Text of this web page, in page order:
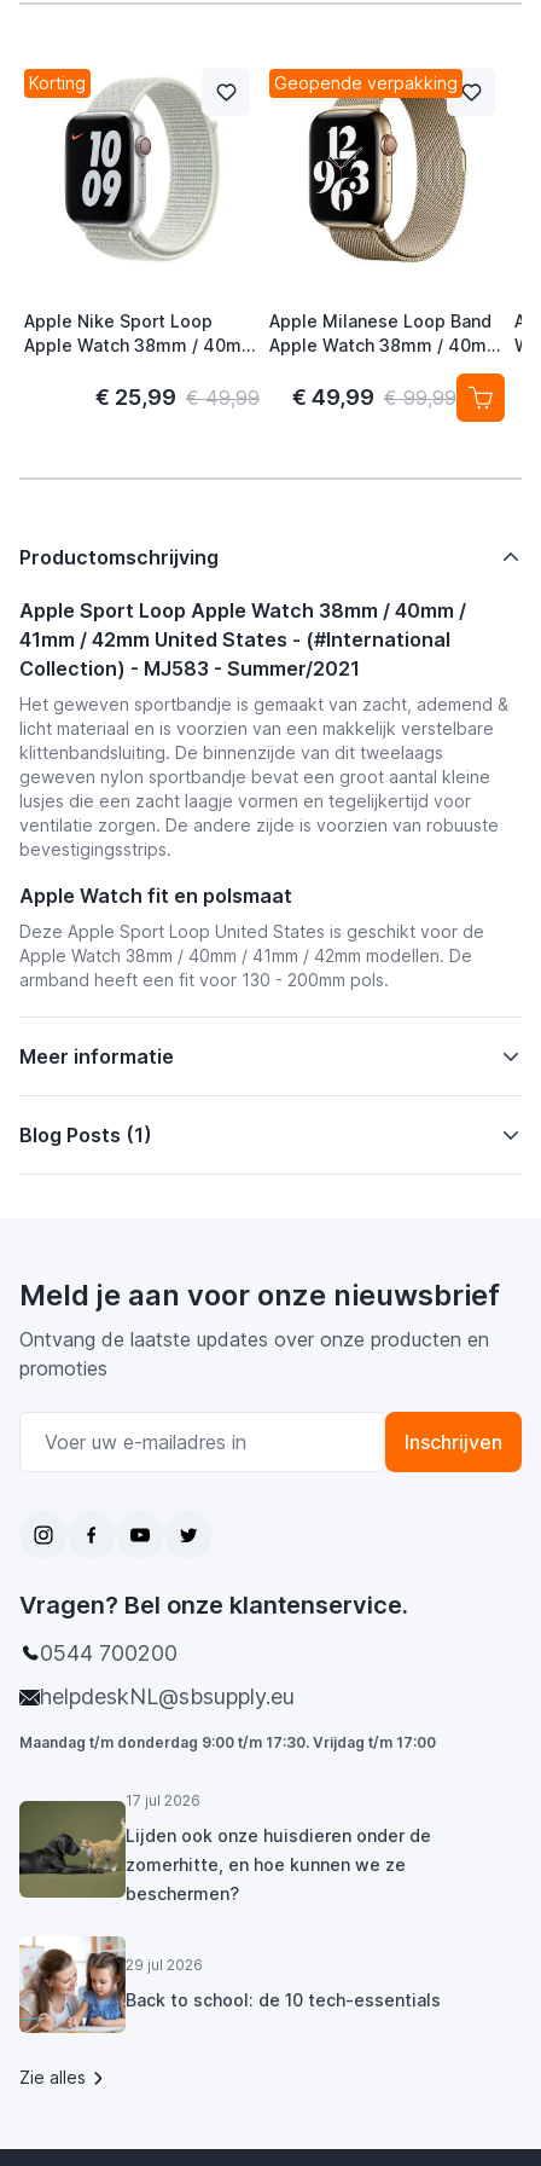
Korting
Apple Nike Sport Loop
Apple Watch 38mm / 40mm
€ 25,99 € 49,99
Geopende verpakking
Apple Milanese Loop Band
Apple Watch 38mm / 40mm
/ 41mm / 42mm Gold (2nd
Gen)€ 49,99 € 99,99
Productomschrijving
Apple Sport Loop Apple Watch 38mm / 40mm /
41mm / 42mm United States - (#International
Collection) - MJ583 - Summer/2021
Het geweven sportbandje is gemaakt van zacht, ademend &
licht materiaal en is voorzien van een makkelijk verstelbare
klittenbandsluiting. De binnenzijde van dit tweelaags
geweven nylon sportbandje bevat een groot aantal kleine
lusjes die een zacht laagje vormen en tegelijkertijd voor
ventilatie zorgen. De andere zijde is voorzien van robuuste
bevestigingsstrips.
Apple Watch fit en polsmaat
Deze Apple Sport Loop United States is geschikt voor de
Apple Watch 38mm / 40mm / 41mm / 42mm modellen. De
armband heeft een fit voor 130 - 200mm pols.
Meer informatie
Blog Posts (1)
Meld je aan voor onze nieuwsbrief
Ontvang de laatste updates over onze producten en
promoties
Inschrijven
Vragen? Bel onze klantenservice.
0544 700200
helpdeskNL@sbsupply.eu
Maandag t/m donderdag 9:00 t/m 17:30. Vrijdag t/m 17:00
17 jul 2026
Lijden ook onze huisdieren onder de
zomerhitte, en hoe kunnen we ze
beschermen?
29 jul 2026
Back to school: de 10 tech-essentials
Zie alles